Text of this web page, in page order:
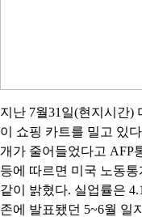
지난 7월31일(현지시간)
이 쇼핑 카트를 밀고 있
개가 줄어들었다고 AFP
등에 따르면 미국 노동
같이 밝혔다. 실업률은
존에 발표됐던 5~6월 일